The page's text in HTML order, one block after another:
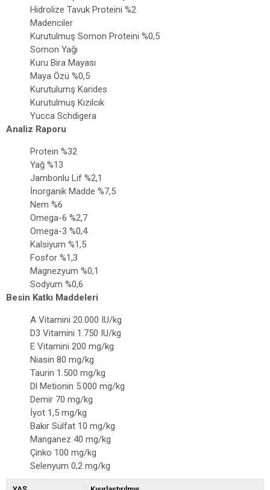
Hidrolize Tavuk Proteini %2
Madenciler
Kurutulmuş Somon Proteini %0,5
Somon Yağı
Kuru Bira Mayası
Maya Özü %0,5
Kurutulumş Karides
Kurutulmuş Kızılcık
Yucca Schdigera
Analiz Raporu
Protein %32
Yağ %13
Jambonlu Lif %2,1
İnorganik Madde %7,5
Nem %6
Omega-6 %2,7
Omega-3 %0,4
Kalsiyum %1,5
Fosfor %1,3
Magnezyum %0,1
Sodyum %0,6
Besin Katkı Maddeleri
A Vitamini 20.000 IU/kg
D3 Vitamini 1.750 IU/kg
E Vitamini 200 mg/kg
Niasin 80 mg/kg
Taurin 1.500 mg/kg
Dl Metionin 5.000 mg/kg
Demir 70 mg/kg
İyot 1,5 mg/kg
Bakır Sülfat 10 mg/kg
Manganez 40 mg/kg
Çinko 100 mg/kg
Selenyum 0,2 mg/kg